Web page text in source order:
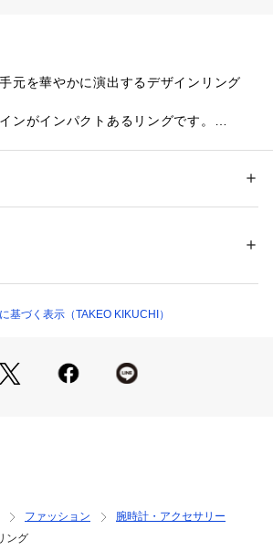
元を華やかに演出するデザインリング
ンがインパクトあるリングです。
るトラディショナルなアイテムをベース
ートの自由な発想を取り入れ、日本独自
に入り登録をおススメ】
す。
ン・スマートフォンなどの環境により、
ーが異なる場合もございます。
基づく表示（TAKEO KIKUCHI）
ファッション
腕時計・アクセサリー
ング